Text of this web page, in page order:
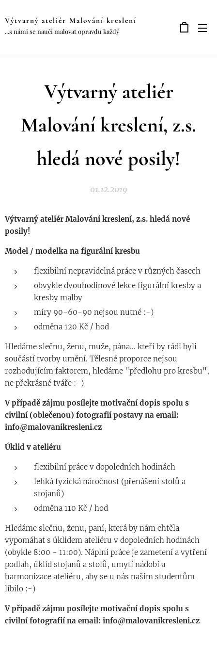
Výtvarný ateliér Malování kreslení
...s námi se naučí malovat opravdu každý
Výtvarný ateliér
Malování kreslení, z.s.
hledá nové posily!
01.12.2019
Výtvarný ateliér Malování kreslení, z.s. hledá nové
posily!
Model / modelka na figurální kresbu
flexibilní nepravidelná práce v různých časech
obvykle dvouhodinové lekce figurální kresby a
kresby malby
míry 90-60-90 nejsou nutné :-)
odměna 120 Kč / hod
Hledáme slečnu, ženu, muže, pána... kteří by rádi byli
součástí tvorby umění. Tělesné proporce nejsou
rozhodujícím faktorem, hledáme "předlohu pro kresbu",
ne překrásné tváře :-)
V případě zájmu posílejte motivační dopis spolu s
civilní (oblečenou) fotografií postavy na email:
info@malovanikresleni.cz
Úklid v ateliéru
flexibilní práce v dopoledních hodinách
lehká fyzická náročnost (přenášení stolů a
stojanů)
odměna 110 Kč / hod
Hledáme slečnu, ženu, paní, která by nám chtěla
vypomáhat s úklidem ateliéru v dopoledních hodinách
(obykle 8:00 - 11:00). Náplní práce je zametení a vytření
podlah, úklid stojanů a stolů, umytí nádobí a
harmonizace ateliéru, aby se u nás našim studentům
líbilo :-)
V případě zájmu posílejte motivační dopis spolu s
civilní fotografií na email: info@malovanikresleni.cz